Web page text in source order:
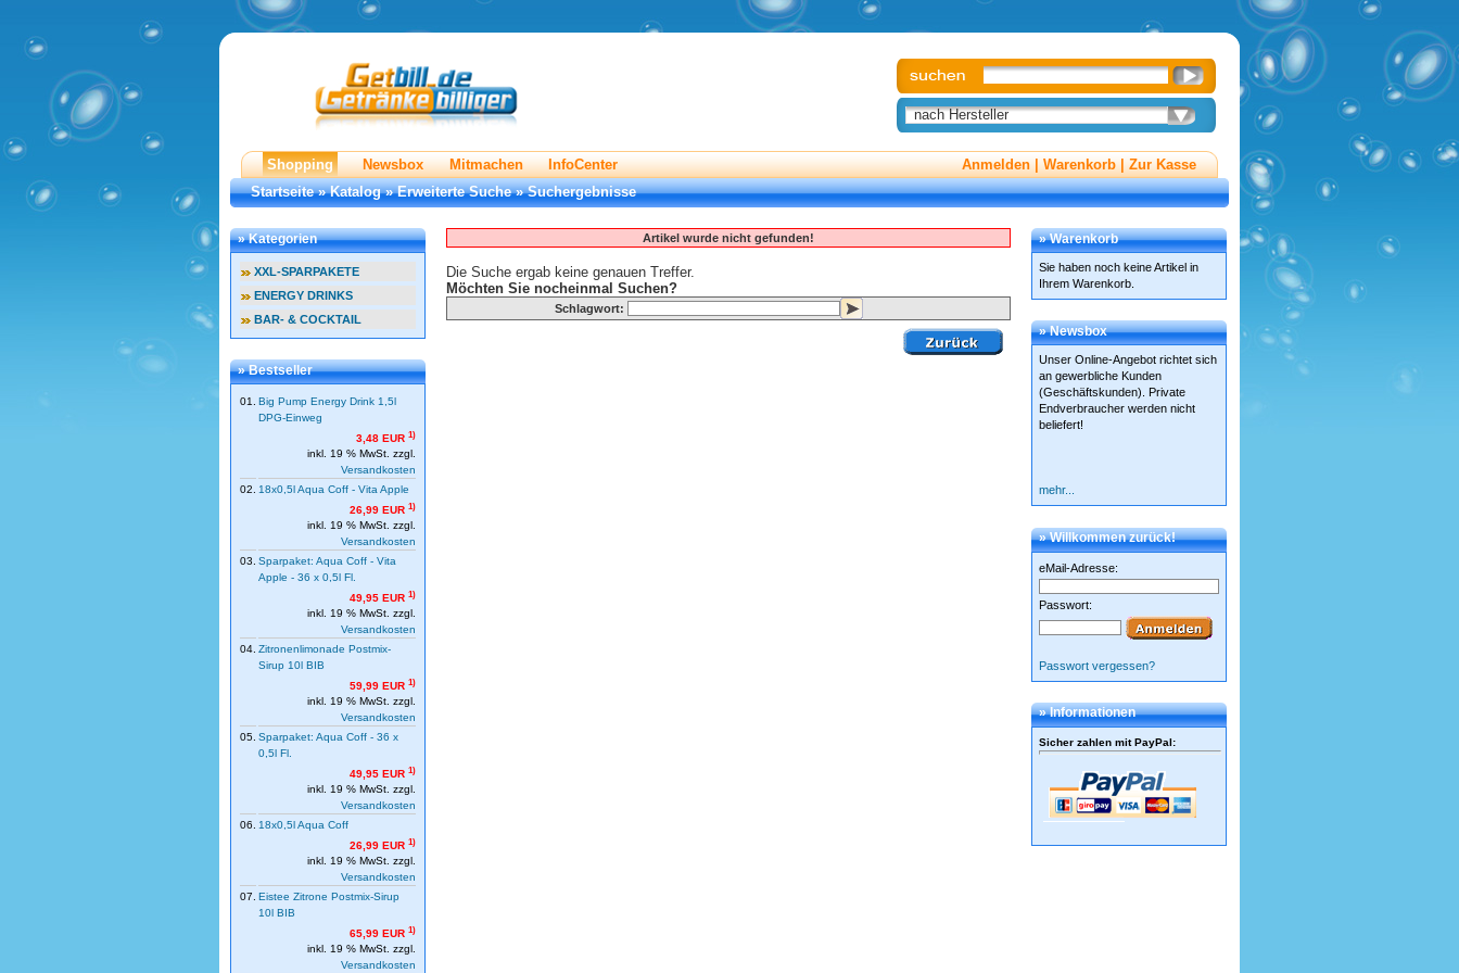
nach Hersteller
Shopping Newsbox Mitmachen InfoCenter Anmelden|Warenkorb|Zur Kasse
Startseite»Katalog»Erweiterte Suche»Suchergebnisse
» Kategorien
XXL-SPARPAKETE
ENERGY DRINKS
BAR- & COCKTAIL
» Bestseller
01. Big Pump Energy Drink 1,5l
DPG-Einweg
3,48 EUR 1)
inkl. 19 % MwSt. zzgl.
Versandkosten
02. 18x0,5l Aqua Coff - Vita Apple
26,99 EUR 1)
inkl. 19 % MwSt. zzgl.
Versandkosten
03. Sparpaket: Aqua Coff - Vita
Apple - 36 x 0,5l Fl.
49,95 EUR 1)
inkl. 19 % MwSt. zzgl.
Versandkosten
04. Zitronenlimonade Postmix-
Sirup 10l BIB
59,99 EUR 1)
inkl. 19 % MwSt. zzgl.
Versandkosten
05. Sparpaket: Aqua Coff - 36 x
0,5l Fl.
49,95 EUR 1)
inkl. 19 % MwSt. zzgl.
Versandkosten
06. 18x0,5l Aqua Coff
26,99 EUR 1)
inkl. 19 % MwSt. zzgl.
Versandkosten
07. Eistee Zitrone Postmix-Sirup
10l BIB
65,99 EUR 1)
inkl. 19 % MwSt. zzgl.
Versandkosten
Artikel wurde nicht gefunden!
Die Suche ergab keine genauen Treffer.
Möchten Sie nocheinmal Suchen?
Schlagwort:
» Warenkorb
Sie haben noch keine Artikel in
Ihrem Warenkorb.
» Newsbox
Unser Online-Angebot richtet sich
an gewerbliche Kunden
(Geschäftskunden). Private
Endverbraucher werden nicht
beliefert!
mehr...
» Willkommen zurück!
eMail-Adresse:
Passwort:
Passwort vergessen?
» Informationen
Sicher zahlen mit PayPal: